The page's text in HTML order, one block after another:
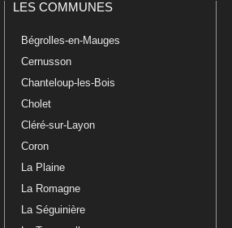
LES COMMUNES
Bégrolles-en-Mauges
Cernusson
Chanteloup-les-Bois
Cholet
Cléré-sur-Layon
Coron
La Plaine
La Romagne
La Séguinière